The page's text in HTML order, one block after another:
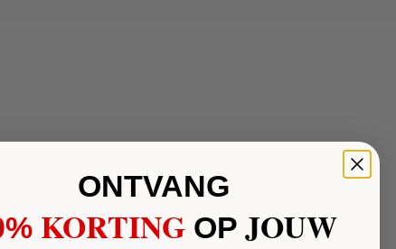
ONTVANG
​ KORTING OP JOUW